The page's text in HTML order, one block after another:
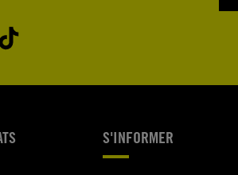
années
S'INFORMER